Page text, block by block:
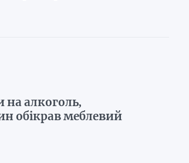
на алкоголь,
обікрав меблевий